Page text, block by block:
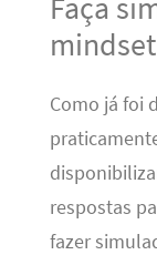
mindset
Como já foi
respostas
fazer